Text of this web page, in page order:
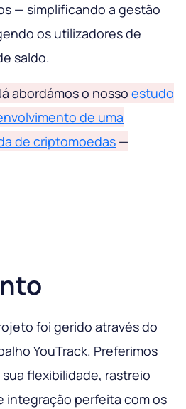
— simplificando a gestão
os utilizadores de
saldo.
abordámos o nosso estudo
de uma
de criptomoedas —
foi gerido através do
YouTrack. Preferimos
flexibilidade, rastreio
integração perfeita com os